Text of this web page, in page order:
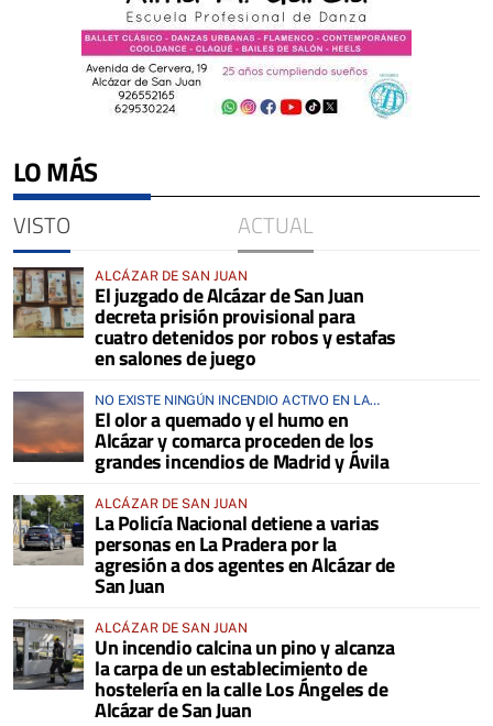
LO MÁS
VISTO ACTUAL
ALCÁZAR DE SAN JUAN
El juzgado de Alcázar de San Juan
decreta prisión provisional para
cuatro detenidos por robos y estafas
en salones de juego
NO EXISTE NINGÚN INCENDIO ACTIVO EN LA
COMARCA
El olor a quemado y el humo en
Alcázar y comarca proceden de los
grandes incendios de Madrid y Ávila
ALCÁZAR DE SAN JUAN
La Policía Nacional detiene a varias
personas en La Pradera por la
agresión a dos agentes en Alcázar de
San Juan
ALCÁZAR DE SAN JUAN
Un incendio calcina un pino y alcanza
la carpa de un establecimiento de
hostelería en la calle Los Ángeles de
Alcázar de San Juan